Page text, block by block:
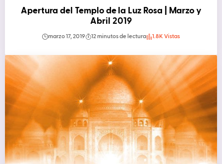
Apertura del Templo de la Luz Rosa | Marzo y
Abril 2019
marzo 17, 2019 12 minutos de lectura 1.8K Vistas